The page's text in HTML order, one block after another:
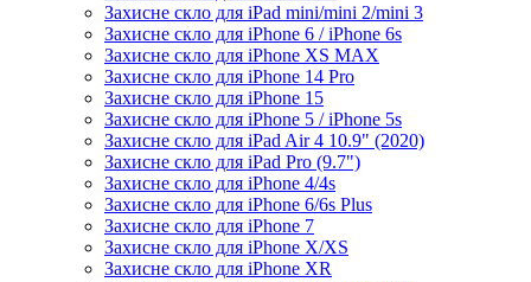
Захисне скло для iPad mini/mini 2/mini 3
Захисне скло для iPhone 6 / iPhone 6s
Захисне скло для iPhone XS MAX
Захисне скло для iPhone 14 Pro
Захисне скло для iPhone 15
Захисне скло для iPhone 5 / iPhone 5s
Захисне скло для iPad Air 4 10.9" (2020)
Захисне скло для iPad Pro (9.7")
Захисне скло для iPhone 4/4s
Захисне скло для iPhone 6/6s Plus
Захисне скло для iPhone 7
Захисне скло для iPhone X/XS
Захисне скло для iPhone XR